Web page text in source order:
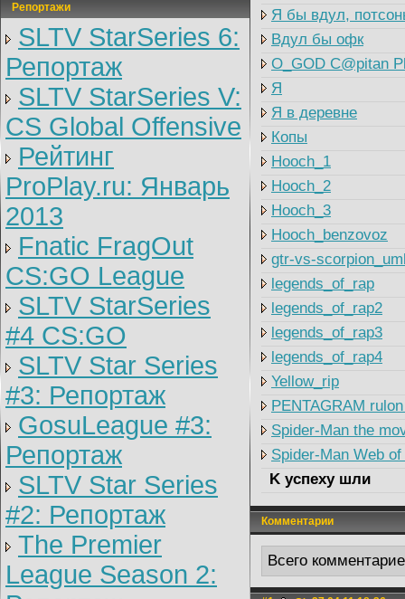
Репортажи
SLTV StarSeries 6:
Репортаж
SLTV StarSeries V:
CS Global Offensive
Рейтинг
ProPlay.ru: Январь
2013
Fnatic FragOut
CS:GO League
SLTV StarSeries
#4 CS:GO
SLTV Star Series
#3: Репортаж
GosuLeague #3:
Репортаж
SLTV Star Series
#2: Репортаж
The Premier
League Season 2:
Я бы вдул,
Вдул бы офк
O_GOD C@pitan
Я
Я в деревне
Копы
Hooch_1
Hooch_2
Hooch_3
Hooch_benzovoz
gtr-vs-
legends_of_rap
legends_of_rap2
legends_of_rap3
legends_of_rap4
Yellow_rip
PENTAGRAM
Spider-Man the
Spider-Man Web
K успеху шли
Комментарии
Всего